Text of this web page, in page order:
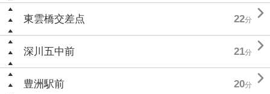
東雲橋交差点 22分 
深川五中前 21分 
豊洲駅前 20分 